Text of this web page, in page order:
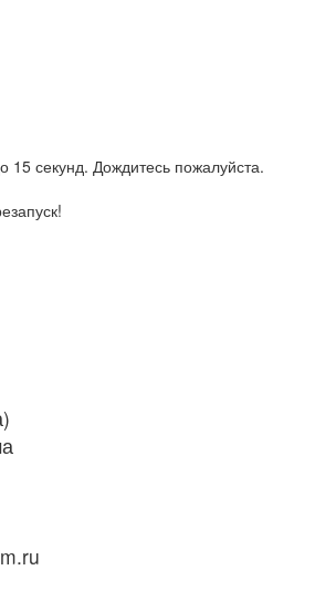
15 секунд. Дождитесь пожалуйста.